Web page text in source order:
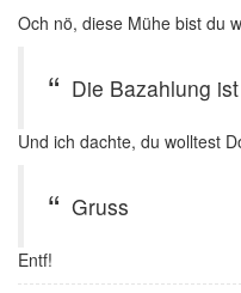
Och nö, diese Mühe bist du
Die Bazahlung
Und ich dachte, du wolltest
Gruss
Entf!